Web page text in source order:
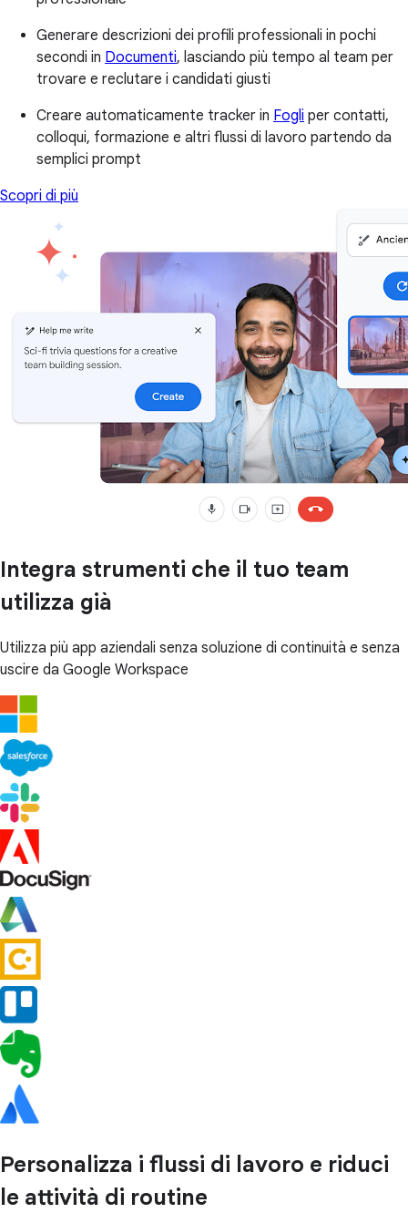
Generare descrizioni dei profili professionali in pochi
secondi in Documenti, lasciando più tempo al team per
trovare e reclutare i candidati giusti
Creare automaticamente tracker in Fogli per contatti,
colloqui, formazione e altri flussi di lavoro partendo da
semplici prompt
Scopri di più
Integra strumenti che il tuo team
utilizza già
Utilizza più app aziendali senza soluzione di continuità e senza
uscire da Google Workspace
Personalizza i flussi di lavoro e riduci
le attività di routine